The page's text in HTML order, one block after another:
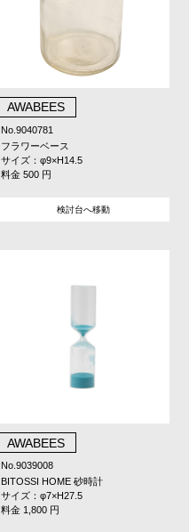
AWABEES
No.9040781
フラワーベース
サイズ：φ9×H14.5
料金 500 円
検討台へ移動
AWABEES
No.9039008
BITOSSI HOME 砂時計
サイズ：φ7×H27.5
料金 1,800 円